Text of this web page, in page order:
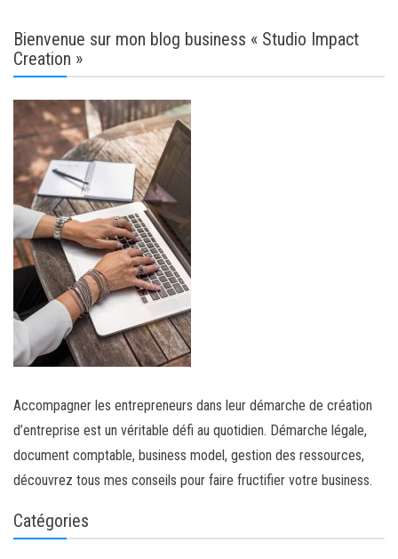
Bienvenue sur mon blog business « Studio Impact
Creation »
Accompagner les entrepreneurs dans leur démarche de création
d’entreprise est un véritable défi au quotidien. Démarche légale,
document comptable, business model, gestion des ressources,
découvrez tous mes conseils pour faire fructifier votre business.
Catégories